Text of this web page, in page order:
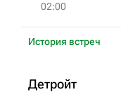
02:00
История встреч
Детройт